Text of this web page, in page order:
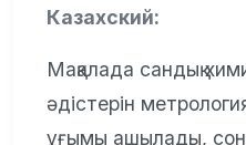
Казахский:
Мақалада сандық
әдістерін
ұғымы ашылады,